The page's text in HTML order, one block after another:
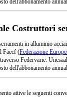
dell'abbonamento
Costruttori
in alluminio
Faecf (Federazione
Federvarie.
dell'abbonamento
attive le seguenti